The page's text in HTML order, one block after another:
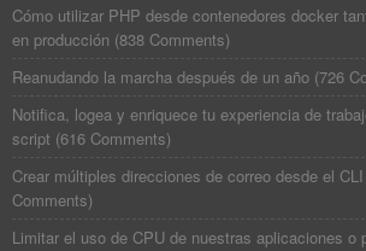
Cómo utilizar PHP desde contenedores docker
en producción (838 Comments)
Reanudando la marcha después de un año (726
Notifica, logea y enriquece tu experiencia de
script (616 Comments)
Crear múltiples direcciones de correo desde el
Comments)
Limitar el uso de CPU de nuestras aplicaciones o